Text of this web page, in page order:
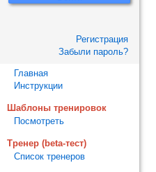
Регистрация
Забыли пароль?
Главная
Инструкции
Шаблоны тренировок
Посмотреть
Тренер (beta-тест)
Список тренеров